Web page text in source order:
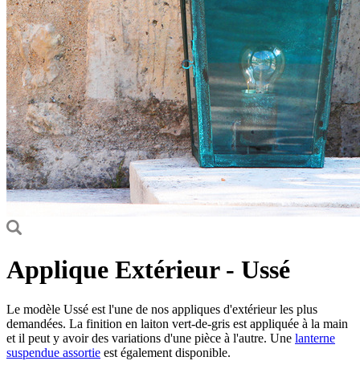
Applique Extérieur - Ussé
Le modèle Ussé est l'une de nos appliques d'extérieur les plus
demandées. La finition en laiton vert-de-gris est appliquée à la main
et il peut y avoir des variations d'une pièce à l'autre. Une lanterne
suspendue assortie est également disponible.